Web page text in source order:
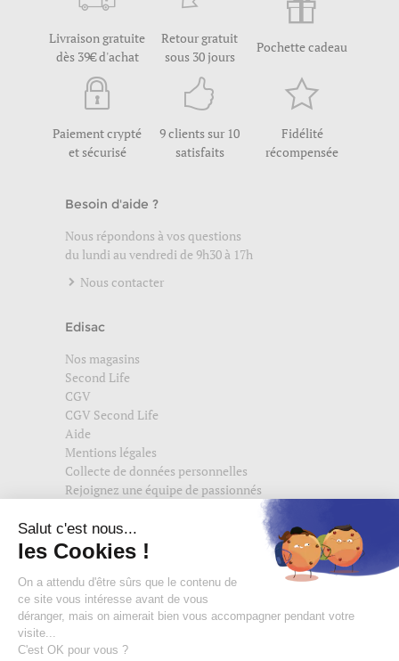
Livraison gratuite
dès 39€ d'achat
Retour gratuit
sous 30 jours
Pochette cadeau
Paiement crypté
et sécurisé
9 clients sur 10
satisfaits
Fidélité
récompensée
Besoin d'aide ?
Nous répondons à vos questions
du lundi au vendredi de 9h30 à 17h
Nous contacter
Edisac
Nos magasins
Second Life
CGV
CGV Second Life
Aide
Mentions légales
Collecte de données personnelles
Rejoignez une équipe de passionnés
edisac.com
edisac.nl.
Rejoignez la communauté edisac :